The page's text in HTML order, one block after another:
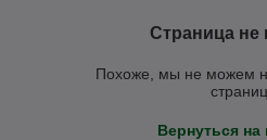
Страница не
Похоже, мы не можем
Вернуться на